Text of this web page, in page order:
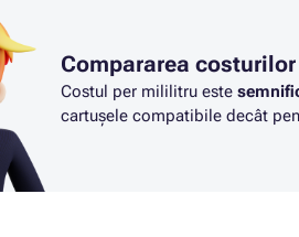
3950
D1300 SERIES
D1311
D1320
D1330
D1330 SERIES
D1341
D1360
Cartus
Cartus
Cartus
Cartus
Compararea
Costul per mililitru este
cartușele compatibile decât